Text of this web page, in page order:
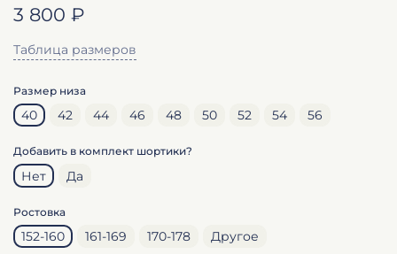
3 800 ₽
Таблица размеров
Размер низа
40 42 44 46 48 50 52 54 56
Добавить в комплект шортики?
Нет Да
Ростовка
152-160 161-169 170-178 Другое